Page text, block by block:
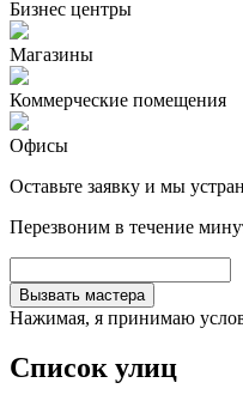
Бизнес центры
Магазины
Коммерческие помещения
Офисы
Оставьте заявку и мы
Перезвоним в течение
Вызвать мастера
Нажимая, я принимаю
Список улиц